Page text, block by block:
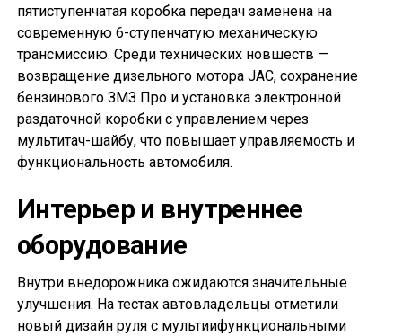
пятиступенчатая коробка передач заменена на
современную 6-ступенчатую механическую
трансмиссию. Среди технических новшеств —
возвращение дизельного мотора JAC, сохранение
бензинового ЗМЗ Про и установка электронной
раздаточной коробки с управлением через
мультитач-шайбу, что повышает управляемость и
функциональность автомобиля.
Интерьер и внутреннее
оборудование
Внутри внедорожника ожидаются значительные
улучшения. На тестах автовладельцы отметили
новый дизайн руля с мультиифункциональными